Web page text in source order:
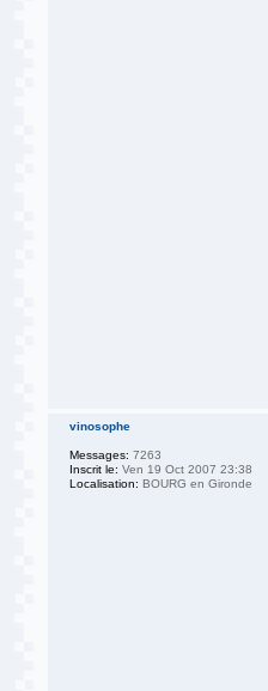
vinosophe
Messages: 7263
Inscrit le: Ven 19 Oct 2007 23:38
Localisation: BOURG en Gironde